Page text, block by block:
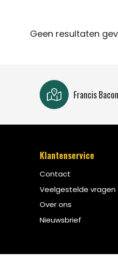
Geen resultaten
Francis
Klantenservice
Contact
Veelgestelde vragen
Over ons
Nieuwsbrief